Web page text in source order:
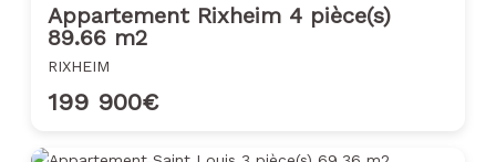
Appartement Rixheim 4 pièce(s)
89.66 m2
RIXHEIM
199 900€